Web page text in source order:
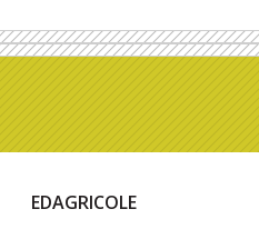
EDAGRICOLE